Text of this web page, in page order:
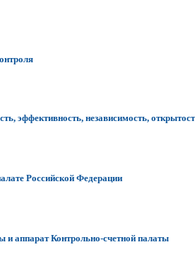
эффективность, независимость,
Российской Федерации
и аппарат Контрольно-счетной палаты